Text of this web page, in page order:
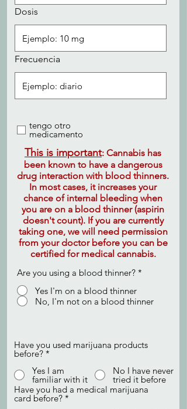
Dosis
Frecuencia
tengo otro
medicamento
This is important: Cannabis has
been known to have a dangerous
drug interaction with blood thinners.
In most cases, it increases your
chance of internal bleeding when
you are on a blood thinner(aspirin
doesn't count). If you are currently
taking one, we will need permission
from your doctor before you can be
certified for medical cannabis.
Are you using a blood thinner? *
Yes I'm on a blood thinner
No, I'm not on a blood thinner
Have you used marijuana products
before? *
Yes I am
familiar with it
No I have never
tried it before
Have you had a medical marijuana
card before? *